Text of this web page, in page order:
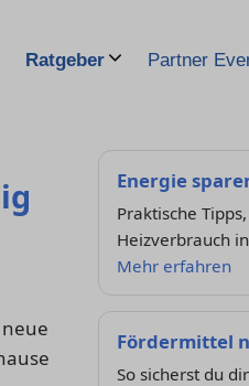
Ratgeber Partner
Energie
Praktische
Heizverbrauch
Mehr erfahren
Fördermittel
So sicherst du